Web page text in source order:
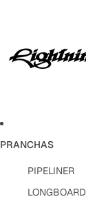
PRANCHAS
PIPELINER
LONGBOARD